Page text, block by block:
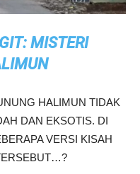
MISTERI
HALIMUN TIDAK
DAN EKSOTIS. DI
VERSI KISAH